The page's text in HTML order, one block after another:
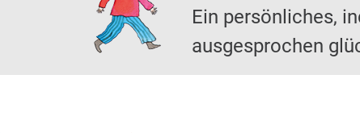
Ein persönliches,
ausgesprochen